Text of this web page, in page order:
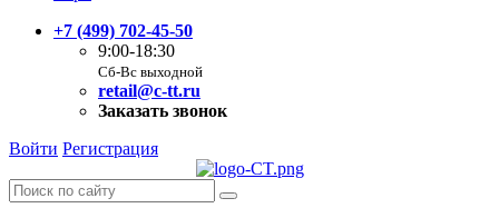
+7 (499) 702-45-50
9:00-18:30
Сб-Вс выходной
retail@c-tt.ru
Заказать звонок
Войти Регистрация